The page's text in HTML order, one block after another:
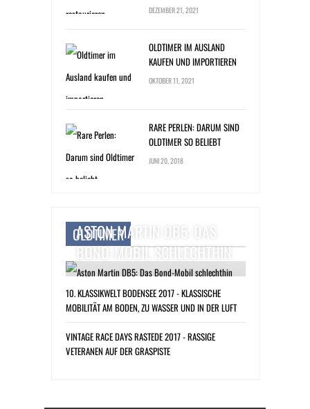
DEZEMBER 21, 2021
OLDTIMER IM AUSLAND
KAUFEN UND IMPORTIEREN
OKTOBER 11, 2021
RARE PERLEN: DARUM SIND
OLDTIMER SO BELIEBT
JUNI 20, 2018
OLDTIMER
ASTON MARTIN DB5: DAS
BOND-MOBIL SCHLECHTHIN
10. KLASSIKWELT BODENSEE 2017 - KLASSISCHE
MOBILITÄT AM BODEN, ZU WASSER UND IN DER LUFT
VINTAGE RACE DAYS RASTEDE 2017 - RASSIGE
VETERANEN AUF DER GRASPISTE